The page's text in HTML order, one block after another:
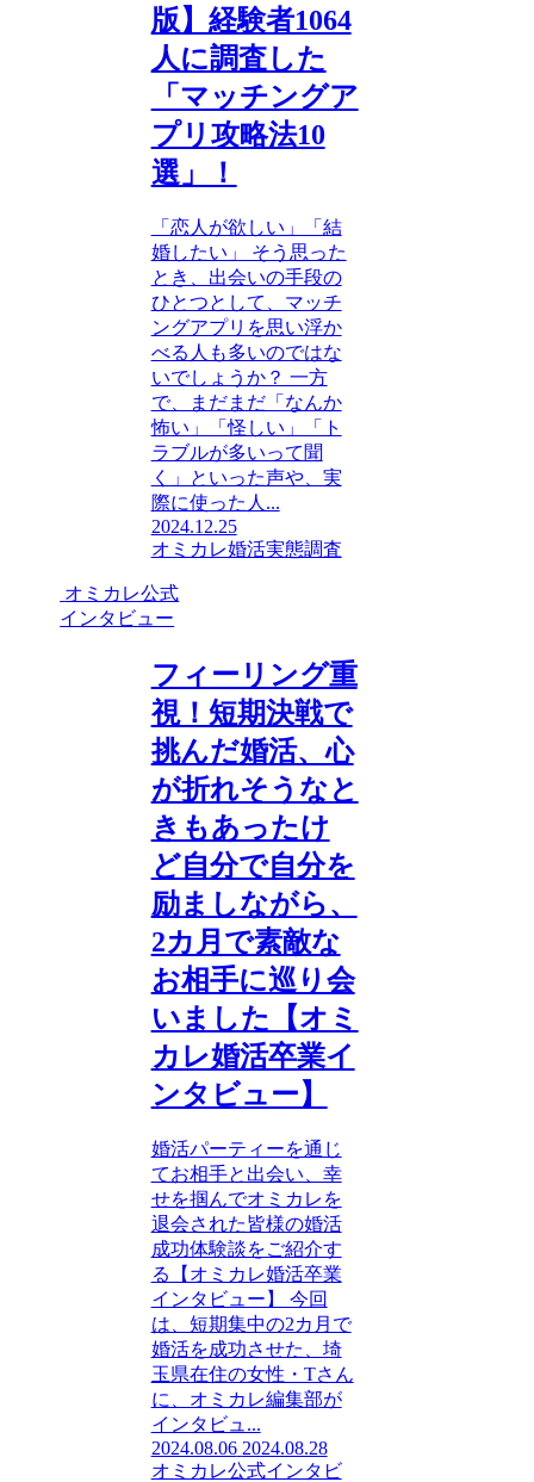
版】経験者1064
人に調査した
「マッチングア
プリ攻略法10
選」！
「恋人が欲しい」「結
婚したい」 そう思った
とき、出会いの手段の
ひとつとして、マッチ
ングアプリを思い浮か
べる人も多いのではな
いでしょうか？ 一方
で、まだまだ「なんか
怖い」「怪しい」「ト
ラブルが多いって聞
く」といった声や、実
際に使った人...
2024.12.25
オミカレ婚活実態調査
オミカレ公式
インタビュー
フィーリング重
視！短期決戦で
挑んだ婚活、心
が折れそうなと
きもあったけ
ど自分で自分を
励ましながら、
2カ月で素敵な
お相手に巡り会
いました【オミ
カレ婚活卒業イ
ンタビュー】
婚活パーティーを通じ
てお相手と出会い、幸
せを掴んでオミカレを
退会された皆様の婚活
成功体験談をご紹介す
る【オミカレ婚活卒業
インタビュー】 今回
は、短期集中の2カ月で
婚活を成功させた、埼
玉県在住の女性・Tさん
に、オミカレ編集部が
インタビュ...
2024.08.06 2024.08.28
オミカレ公式インタビ